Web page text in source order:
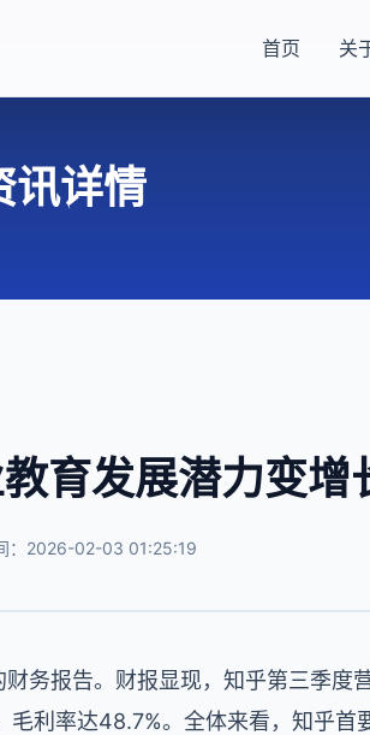
首页 关
讯详情
育发展潜力变增
：2026-02-03 01:25:19
务报告。财报显现，知乎第三季度
利率达48.7%。全体来看，知乎首